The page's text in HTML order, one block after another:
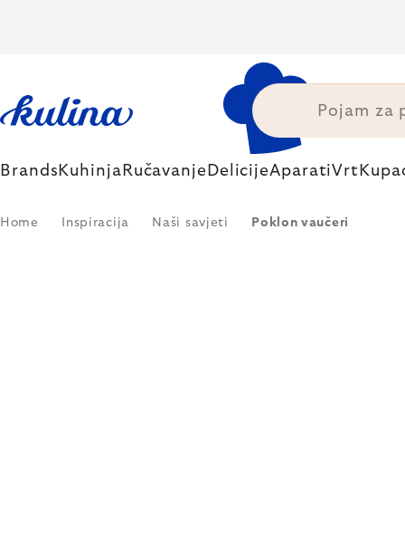
Brands Kuhinja Ručavanje DelicijeAparatiVrt
Home Inspiracija Naši savjeti Poklon vaučeri